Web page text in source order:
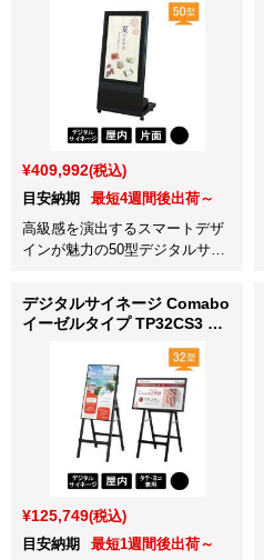
50BDL4050Q/11 ブラック
¥409,992(税込)
目安納期
最短4週間後出荷～
高級感を演出するスマートデザ
インが魅力の50型デジタルサイ
デジタルサイネージ Comabo
イーゼルタイプ TP32CS3 ブ
¥125,749(税込)
目安納期
最短1週間後出荷～